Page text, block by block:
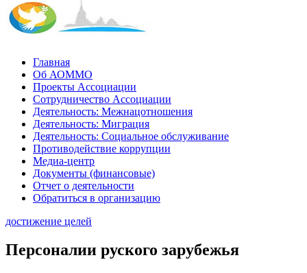
Главная
Об АОММО
Проекты Ассоциации
Сотрудничество Ассоциации
Деятельность: Межнацотношения
Деятельность: Миграция
Деятельность: Социальное обслуживание
Противодействие коррупции
Медиа-центр
Документы (финансовые)
Отчет о деятельности
Обратиться в организацию
достижение целей
Персоналии руского зарубежья